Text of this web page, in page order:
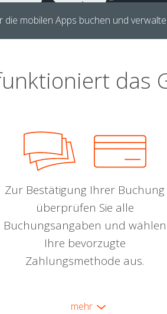
die mobilen Apps buchen und
das
Zur Bestätigung Ihrer Buchung
überprüfen Sie alle
Buchungsangaben und wählen
Ihre bevorzugte
Zahlungsmethode aus.
mehr